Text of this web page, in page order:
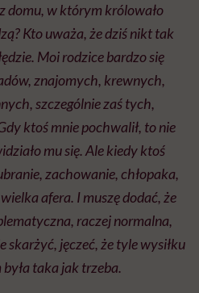
domu, w którym królowało
Kto uważa, że dziś nikt tak
Moi rodzice bardzo się
znajomych, krewnych,
szczególnie zaś tych,
ktoś mnie pochwalił, to nie
mu się. Ale kiedy ktoś
zachowanie, chłopaka,
afera. I muszę dodać, że
raczej normalna,
skarżyć, jęczeć, że tyle wysiłku
taka jak trzeba.